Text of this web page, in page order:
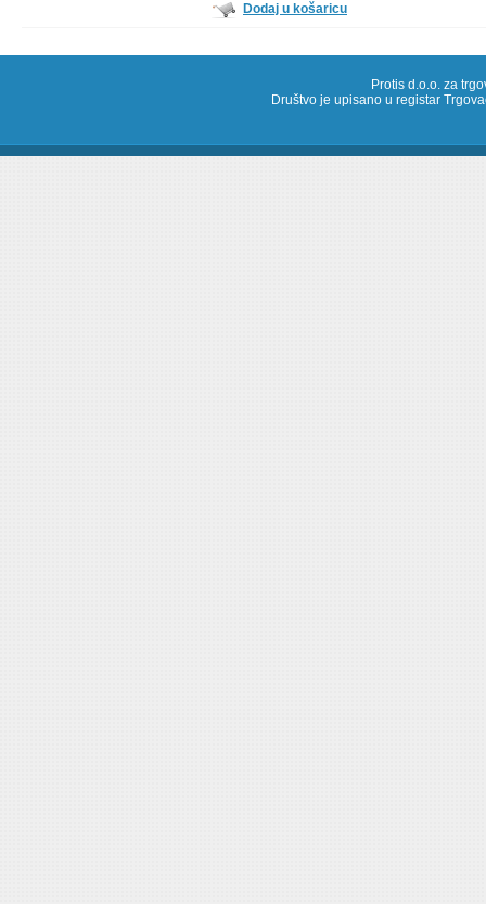
Dodaj u košaricu
Protis d.o.o. za
Društvo je upisano u registar